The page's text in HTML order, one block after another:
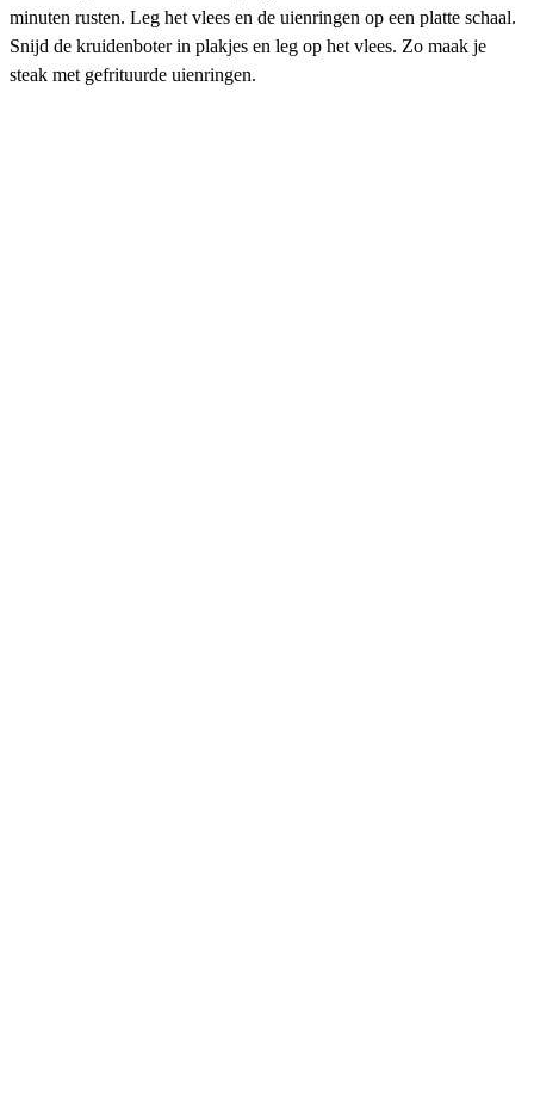
minuten rusten. Leg het vlees en de uienringen op een platte schaal.
Snijd de kruidenboter in plakjes en leg op het vlees. Zo maak je
steak met gefrituurde uienringen.